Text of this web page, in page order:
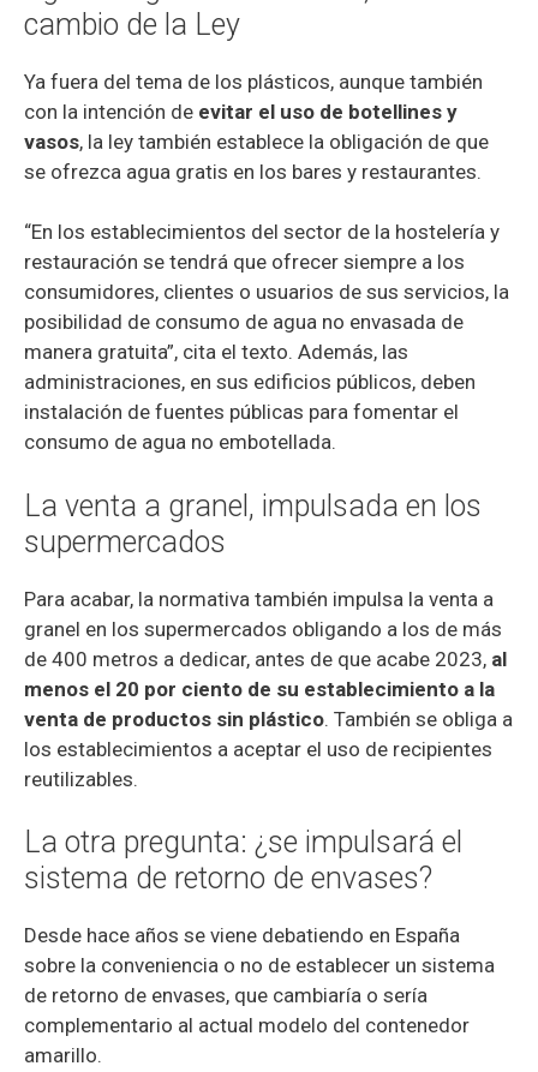
cambio de la Ley
Ya fuera del tema de los plásticos, aunque también
con la intención de evitar el uso de botellines y
vasos, la ley también establece la obligación de que
se ofrezca agua gratis en los bares y restaurantes.
“En los establecimientos del sector de la hostelería y
restauración se tendrá que ofrecer siempre a los
consumidores, clientes o usuarios de sus servicios, la
posibilidad de consumo de agua no envasada de
manera gratuita”, cita el texto. Además, las
administraciones, en sus edificios públicos, deben
instalación de fuentes públicas para fomentar el
consumo de agua no embotellada.
La venta a granel, impulsada en los
supermercados
Para acabar, la normativa también impulsa la venta a
granel en los supermercados obligando a los de más
de 400 metros a dedicar, antes de que acabe 2023, al
menos el 20 por ciento de su establecimiento a la
venta de productos sin plástico. También se obliga a
los establecimientos a aceptar el uso de recipientes
reutilizables.
La otra pregunta: ¿se impulsará el
sistema de retorno de envases?
Desde hace años se viene debatiendo en España
sobre la conveniencia o no de establecer un sistema
de retorno de envases, que cambiaría o sería
complementario al actual modelo del contenedor
amarillo.